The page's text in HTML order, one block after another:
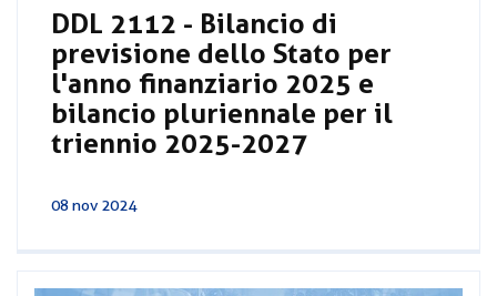
DDL 2112 - Bilancio di
previsione dello Stato per
l'anno finanziario 2025 e
bilancio pluriennale per il
triennio 2025-2027
08 nov 2024